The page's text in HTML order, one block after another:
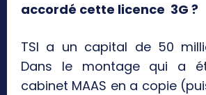
accordé cette licence 3G ?
TSI a un capital de 50
Dans le montage qui a
cabinet MAAS en a copie